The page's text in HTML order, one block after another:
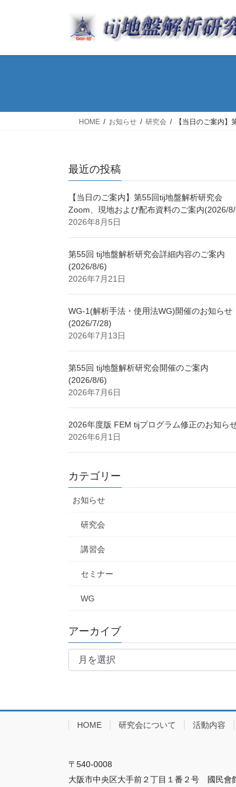
HOME お知らせ 研究会 【当日のご案内
最近の投稿
【当日のご案内】第55回tij地盤解析研究会
Zoom、現地および配布資料のご案内(2026/
2026年8月5日
第55回 tij地盤解析研究会詳細内容のご案内
(2026/8/6)
2026年7月21日
WG-1(解析手法・使用法WG)開催のお知らせ
(2026/7/28)
2026年7月13日
第55回 tij地盤解析研究会開催のご案内
(2026/8/6)
2026年7月6日
2026年度版 FEM tijプログラム修正のお知ら
2026年6月1日
カテゴリー
お知らせ
研究会
講習会
セミナー
WG
アーカイブ
ア
HOME 研究会について 活動内容
〒540-0008
大阪市中央区大手前２丁目１番２号 國民會